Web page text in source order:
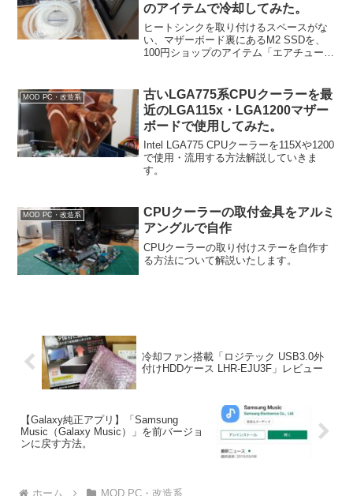
のアイテムで冷却してみた。
ヒートシンクを取り付けるスペースがな
い、マザーボード裏にあるM2 SSDを、
100円ショップのアイテム「エアチューブ
ューブでなくても、空気よりも熱伝導率
が高いものならば何でも効果があるかと
思いますのでアイディアの1つとして参考
になればと。
MOD PC・改造系
古いLGA775系CPUクーラーを最
近のLGA115x・LGA1200マザー
ボードで使用してみた。
Intel LGA775 CPUクーラーを115Xや1200
で使用・流用する方法解説していきま
す。
MOD PC・改造系
CPUクーラーの取付金具をアルミ
アングルで自作
CPUクーラーの取り付けステーを自作す
る方法について解説いたします。
冷却ファン搭載「ロジテック USB3.0外
付けHDDケース LHR-EJU3F」レビュー
【Galaxy純正アプリ】「Samsung
Music（Galaxy Music）」を前バージョ
ンに戻す方法。
ホーム MOD PC・改造系